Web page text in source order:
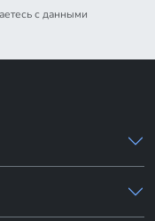
с данными